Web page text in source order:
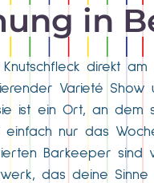
in
direkt am
Varieté Show
ist ein Ort, an dem
nur das
Barkeeper sind
das deine